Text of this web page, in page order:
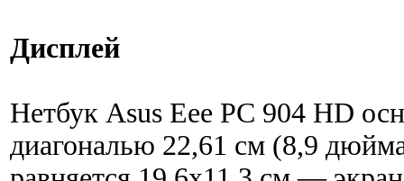
Дисплей
Нетбук Asus Eee PC 904 HD
диагональю 22,61 см (8,9